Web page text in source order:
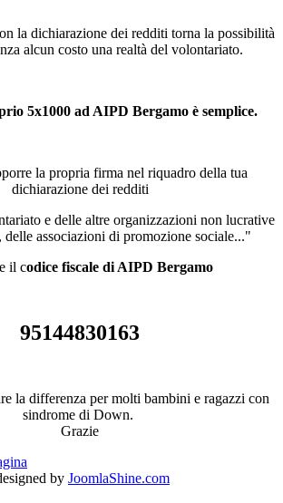
la dichiarazione dei redditi torna la possibilità
alcun costo una realtà del volontariato.
5x1000 ad AIPD Bergamo è semplice.
la propria firma nel riquadro della tua
dichiarazione dei redditi
e delle altre organizzazioni non lucrative
associazioni di promozione sociale..."
il codice fiscale di AIPD Bergamo
95144830163
la differenza per molti bambini e ragazzi con
sindrome di Down.
Grazie
by JoomlaShine.com